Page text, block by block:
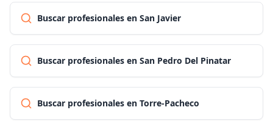
Buscar profesionales en San Javier
Buscar profesionales en San Pedro Del Pinatar
Buscar profesionales en Torre-Pacheco